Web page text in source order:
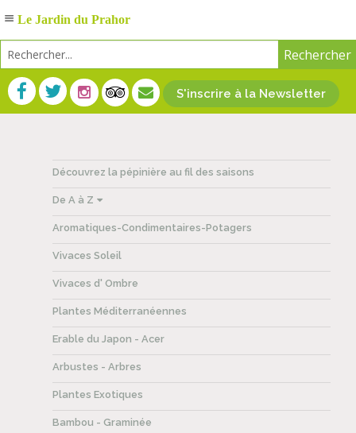
S'inscrire à la Newsletter
Découvrez la pépinière au fil des saisons
De A à Z
Aromatiques-Condimentaires-Potagers
Vivaces Soleil
Vivaces d' Ombre
Plantes Méditerranéennes
Erable du Japon - Acer
Arbustes - Arbres
Plantes Exotiques
Bambou - Graminée
Le Jardin du Prahor